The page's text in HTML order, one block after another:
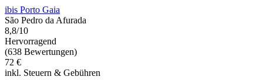
ibis Porto Gaia
São Pedro da Afurada
8,8/10
Hervorragend
(638 Bewertungen)
72 €
inkl. Steuern & Gebühren